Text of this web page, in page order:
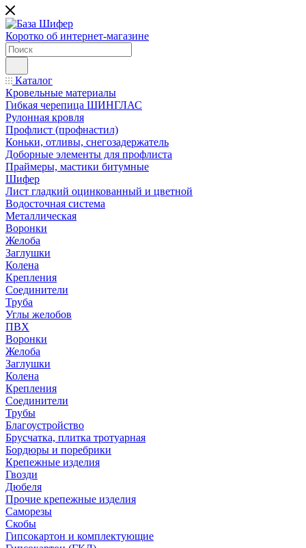
Коротко об интернет-магазине
Каталог
Кровельные материалы
Гибкая черепица ШИНГЛАС
Рулонная кровля
Профлист (профнастил)
Коньки, отливы, снегозадержатель
Доборные элементы для профлиста
Праймеры, мастики битумные
Шифер
Лист гладкий оцинкованный и цветной
Водосточная система
Металлическая
Воронки
Желоба
Заглушки
Колена
Крепления
Соединители
Труба
Углы желобов
ПВХ
Воронки
Желоба
Заглушки
Колена
Крепления
Соединители
Трубы
Благоустройство
Брусчатка, плитка тротуарная
Бордюры и поребрики
Крепежные изделия
Гвозди
Дюбеля
Прочие крепежные изделия
Саморезы
Скобы
Гипсокартон и комплектующие